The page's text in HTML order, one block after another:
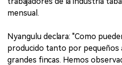
mensual.
Nyangulu declara: "Como
producido tanto por
grandes fincas. Hemos